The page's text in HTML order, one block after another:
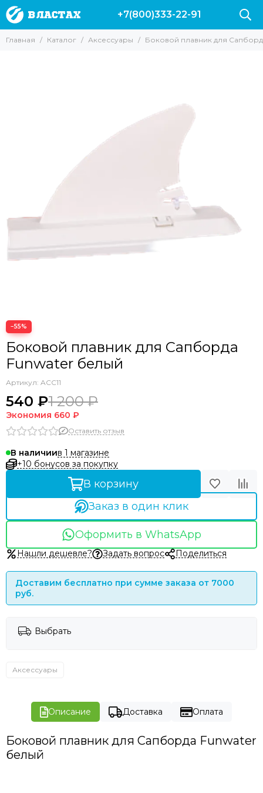
Аксессуары
для масок и трубок
Одежда
для фонарей
Аксессуары для камер
Полотенца Marlin
+7(800)333-22-91
Главная Каталог Аксессуары Боковой плавник для
−55%
Боковой плавник для Сапборда
Funwater белый
Артикул: ACC11
540 ₽1 200 ₽
Экономия 660 ₽
Оставить отзыв
В наличиив 1 магазине
+10 бонусов за покупку
В корзину
Заказ в один клик
Оформить в WhatsApp
Нашли дешевле? Задать вопрос Поделиться
Доставим бесплатно при сумме заказа от 7000
руб.
Выбрать
Аксессуары
Описание Доставка Оплата
Боковой плавник для Сапборда Funwater
белый